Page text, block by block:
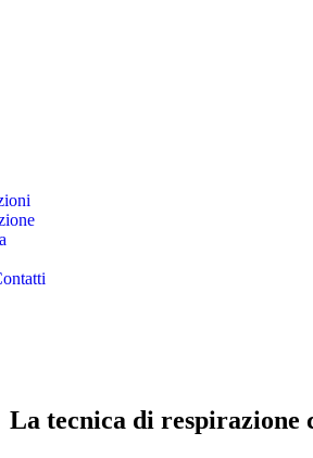
La tecnica di respirazione